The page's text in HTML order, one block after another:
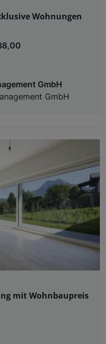
Wohnungen
GmbH
GmbH
mit Wohnbaupreis